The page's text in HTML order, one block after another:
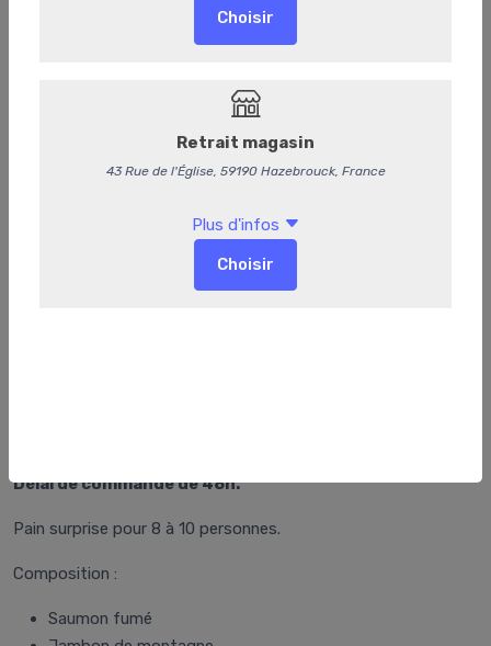
Délai de commande de 48h.
Pain surprise pour 8 à 10 personnes.
Composition :
Saumon fumé